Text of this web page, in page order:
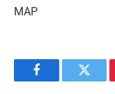
MAP
Facebook